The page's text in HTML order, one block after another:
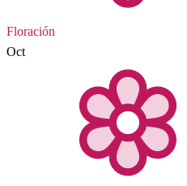
Floración
Oct